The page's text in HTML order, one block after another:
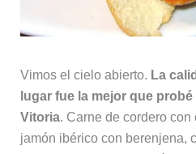
Vimos el cielo abierto. La
lugar fue la mejor que
Vitoria. Carne de cordero
jamón ibérico con berenjena,